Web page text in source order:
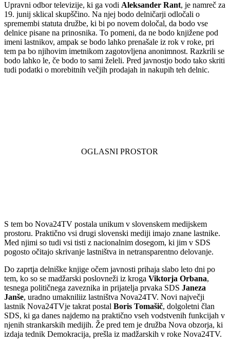
Upravni odbor televizije, ki ga vodi Aleksander Rant, je namreč za
19. junij sklical skupščino. Na njej bodo delničarji odločali o
spremembi statuta družbe, ki bi po novem določal, da bodo vse
delnice pisane na prinosnika. To pomeni, da ne bodo knjižene pod
imeni lastnikov, ampak se bodo lahko prenašale iz rok v roke, pri
tem pa bo njihovim imetnikom zagotovljena anonimnost. Razkrili se
bodo lahko le, če bodo to sami želeli. Pred javnostjo bodo tako skriti
tudi podatki o morebitnih večjih prodajah in nakupih teh delnic.
S tem bo Nova24TV postala unikum v slovenskem medijskem
prostoru. Praktično vsi drugi slovenski mediji imajo znane lastnike.
Med njimi so tudi vsi tisti z nacionalnim dosegom, ki jim v SDS
pogosto očitajo skrivanje lastništva in netransparentno delovanje.
Do zaprtja delniške knjige očem javnosti prihaja slabo leto dni po
tem, ko so se madžarski poslovneži iz kroga Viktorja Orbana,
tesnega političnega zaveznika in prijatelja prvaka SDS Janeza
Janše, uradno umakniliiz lastništva Nova24TV. Novi največji
lastnik Nova24TVje takrat postal Boris Tomašič, dolgoletni član
SDS, ki ga danes najdemo na praktično vseh vodstvenih funkcijah v
njenih strankarskih medijih. Že pred tem je družba Nova obzorja, ki
izdaja tednik Demokracija, prešla iz madžarskih v roke Nova24TV.